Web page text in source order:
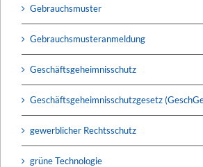
Gebrauchsmuster
Gebrauchsmusteranmeldung
Geschäftsgeheimnisschutz
Geschäftsgeheimnisschutzgesetz
gewerblicher Rechtsschutz
grüne Technologie